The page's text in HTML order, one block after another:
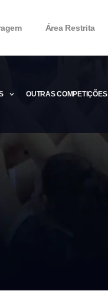
Área Restrita
– Free Product Keys
OUTRAS COMPETIÇÕES